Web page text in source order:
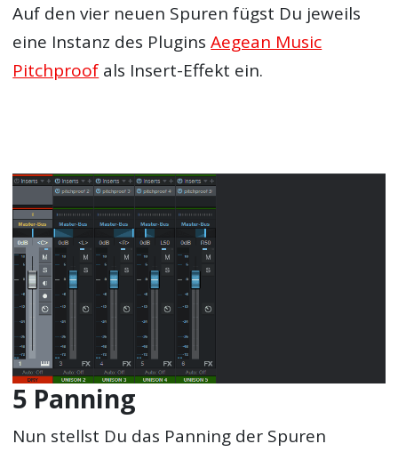
Auf den vier neuen Spuren fügst Du jeweils
eine Instanz des PluginsAegean Music
Pitchproof als Insert-Effekt ein.
5 Panning
Nun stellst Du das Panning der Spuren